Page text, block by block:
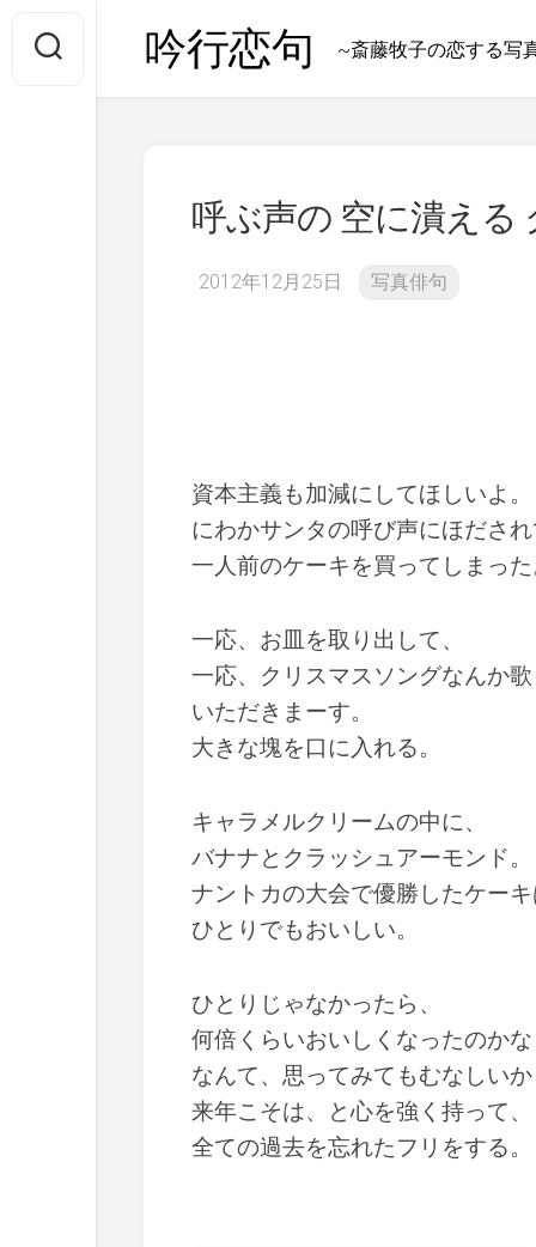
content
吟行恋句 ~斎藤牧子の恋する写
呼ぶ声の 空に潰える
2012年12月25日 写真俳句
資本主義も加減にしてほしいよ。
にわかサンタの呼び声にほださ
一人前のケーキを買ってしまっ
一応、お皿を取り出して、
一応、クリスマスソングなんか
いただきまーす。
大きな塊を口に入れる。
キャラメルクリームの中に、
バナナとクラッシュアーモンド。
ナントカの大会で優勝したケー
ひとりでもおいしい。
ひとりじゃなかったら、
何倍くらいおいしくなったのか
なんて、思ってみてもむなしい
来年こそは、と心を強く持って、
全ての過去を忘れたフリをする。